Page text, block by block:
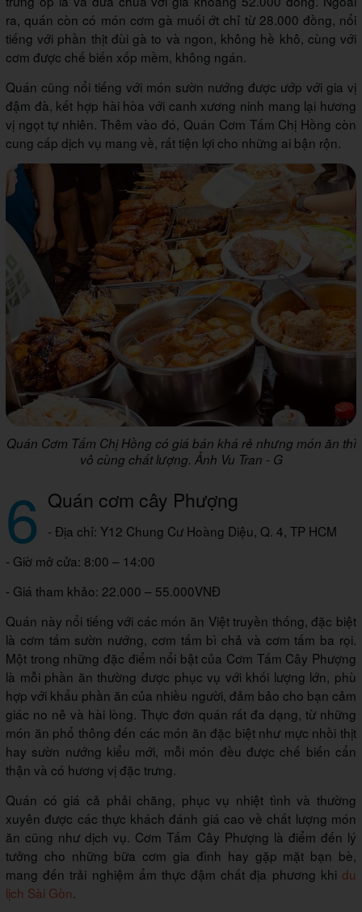
ra, quán còn có món cơm gà muối ớt chỉ từ 28.000 đồng, nổi
tiếng với phần thịt đùi gà to và ngon, không hề khô, cùng với
cơm được chế biến xốp mềm, không ngán.
Quán cũng nổi tiếng với món sườn nướng được ướp với gia vị
đậm đà, kết hợp hài hòa với canh xương ninh mang lại hương
vị ngọt tự nhiên. Thêm vào đó, Quán Cơm Tấm Chị Hồng còn
cung cấp dịch vụ mang về, rất tiện lợi cho những ai bận rộn.
Quán Cơm Tấm Chị Hồng có giá bán khá rẻ nhưng món ăn thì
vô cùng chất lượng. Ảnh Vu Tran - G
6 Quán cơm cây Phượng
- Địa chỉ: Y12 Chung Cư Hoàng Diệu, Q. 4, TP HCM
- Giờ mở cửa: 8:00 – 14:00
- Giá tham khảo: 22.000 – 55.000VNĐ
Quán này nổi tiếng với các món ăn Việt truyền thống, đặc biệt
là cơm tấm sườn nướng, cơm tấm bì chả và cơm tấm ba rọi.
Một trong những đặc điểm nổi bật của Cơm Tấm Cây Phượng
là mỗi phần ăn thường được phục vụ với khối lượng lớn, phù
hợp với khẩu phần ăn của nhiều người, đảm bảo cho bạn cảm
giác no nê và hài lòng. Thực đơn quán rất đa dạng, từ những
món ăn phổ thông đến các món ăn đặc biệt như mực nhồi thịt
hay sườn nướng kiểu mới, mỗi món đều được chế biến cẩn
thận và có hương vị đặc trưng.
Quán có giá cả phải chăng, phục vụ nhiệt tình và thường
xuyên được các thực khách đánh giá cao về chất lượng món
ăn cũng như dịch vụ. Cơm Tấm Cây Phượng là điểm đến lý
tưởng cho những bữa cơm gia đình hay gặp mặt bạn bè,
mang đến trải nghiệm ẩm thực đậm chất địa phương khi du
lịch Sài Gòn.